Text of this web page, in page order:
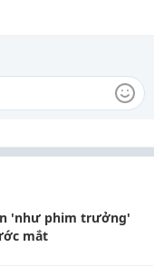
'như phim trưởng'
mắt